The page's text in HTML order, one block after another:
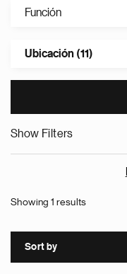
Función
Ubicación (11)
Show Filters
Showing 1 results
Sort by